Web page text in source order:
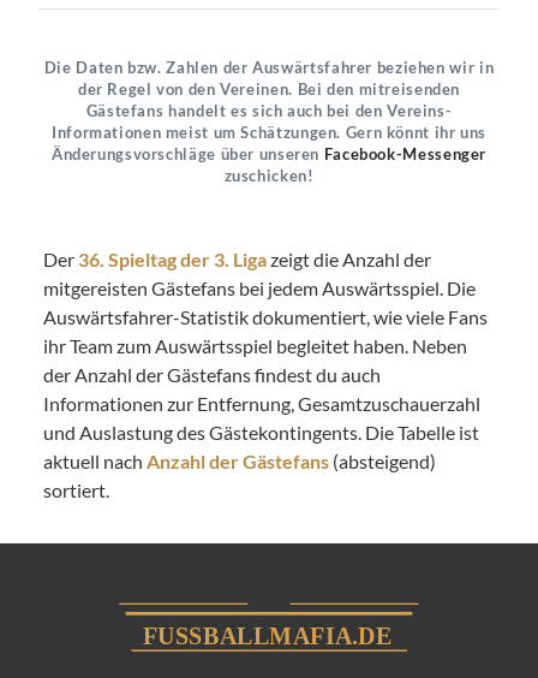
Die Daten bzw. Zahlen der Auswärtsfahrer beziehen wir in
der Regel von den Vereinen. Bei den mitreisenden
Gästefans handelt es sich auch bei den Vereins-
Informationen meist um Schätzungen. Gern könnt ihr uns
Änderungsvorschläge über unseren Facebook-Messenger
zuschicken!
Der 36. Spieltag der 3. Ligazeigt die Anzahl der
mitgereisten Gästefans bei jedem Auswärtsspiel. Die
Auswärtsfahrer-Statistik dokumentiert, wie viele Fans
ihr Team zum Auswärtsspiel begleitet haben. Neben
der Anzahl der Gästefans findest du auch
Informationen zur Entfernung, Gesamtzuschauerzahl
und Auslastung des Gästekontingents. Die Tabelle ist
aktuell nach Anzahl der Gästefans (absteigend)
sortiert.